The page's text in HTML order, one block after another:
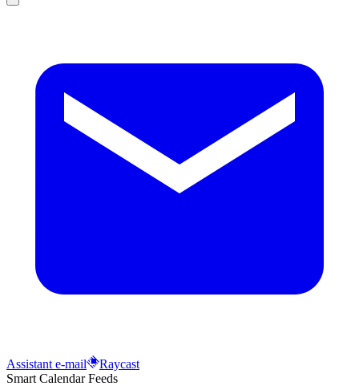
Assistant e-mail
Raycast
Smart Calendar Feeds